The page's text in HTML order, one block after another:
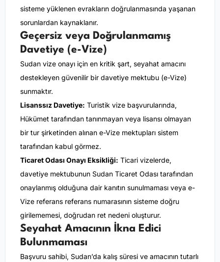
sisteme yüklenen evrakların doğrulanmasında yaşanan
sorunlardan kaynaklanır.
Geçersiz veya Doğrulanmamış
Davetiye (e-Vize)
Sudan vize onayı için en kritik şart, seyahat amacını
destekleyen güvenilir bir davetiye mektubu (e-Vize)
sunmaktır.
Lisanssız Davetiye: Turistik vize başvurularında,
Hükümet tarafından tanınmayan veya lisansı olmayan
bir tur şirketinden alınan e-Vize mektupları sistem
tarafından kabul görmez.
Ticaret Odası Onayı Eksikliği: Ticari vizelerde,
davetiye mektubunun Sudan Ticaret Odası tarafından
onaylanmış olduğuna dair kanıtın sunulmaması veya e-
Vize referans referans numarasının sisteme doğru
girilememesi, doğrudan ret nedeni oluşturur.
Seyahat Amacının İkna Edici
Bulunmaması
Başvuru sahibi, Sudan’da kalış süresi ve amacının tutarlı